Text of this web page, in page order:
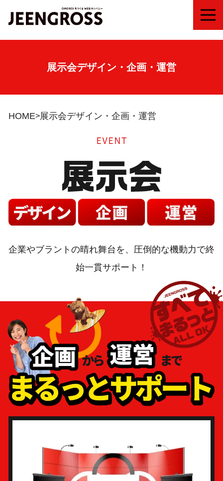
展示会デザイン・企画・運営
HOME 展示会デザイン・企画・運営
企業やブラントの晴れ舞台を、圧倒的な機動力で終
始一貫サポート！